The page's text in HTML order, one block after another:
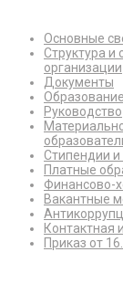
Основные
Структура и
организации
Документы
Образование
Руководство
Стипендии
Платные
Финансово-
Вакантные
Контактная
Приказ от